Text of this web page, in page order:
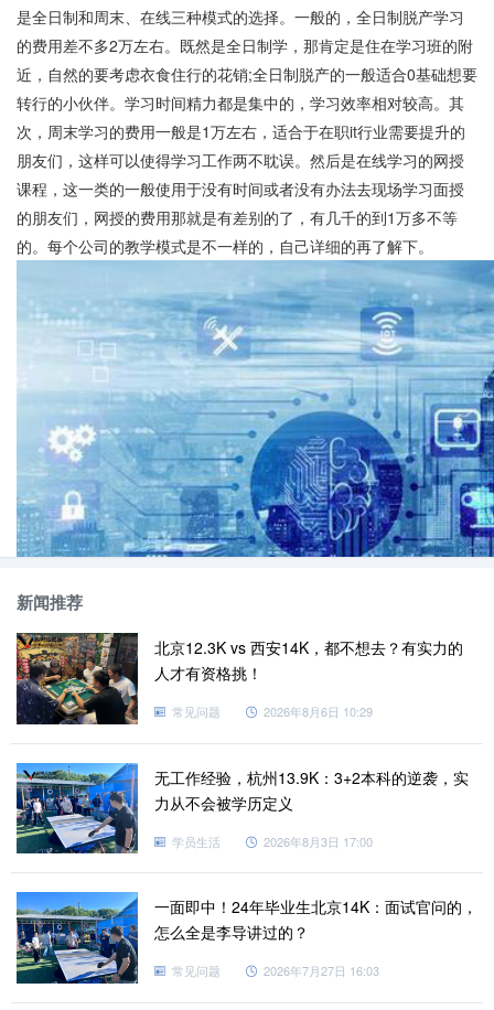
是全日制和周末、在线三种模式的选择。一般的，全日制脱产学习
的费用差不多2万左右。既然是全日制学，那肯定是住在学习班的附
近，自然的要考虑衣食住行的花销;全日制脱产的一般适合0基础想要
转行的小伙伴。学习时间精力都是集中的，学习效率相对较高。其
次，周末学习的费用一般是1万左右，适合于在职it行业需要提升的
朋友们，这样可以使得学习工作两不耽误。然后是在线学习的网授
课程，这一类的一般使用于没有时间或者没有办法去现场学习面授
的朋友们，网授的费用那就是有差别的了，有几千的到1万多不等
的。每个公司的教学模式是不一样的，自己详细的再了解下。
不是说便宜的就好，也不是说贵的就好，凡事没有那么绝对，
都是相对而言的。只有适合自己发展的学习路径才是合适的道路。
Python学习应该怎么学？学习内容那么多，多久才能学完啊？学的
时间长了会不会感觉到很烦躁？这些问题在学习过程中都是要想到
的。可以把自己的学习内容细化，量化到每天学多少学多久，什么
时候学到第几阶段，什么时候能学习完毕。然后按照计划来学习，
才能让自己更清楚自己的学习进度。
Python的编程亮点是很多的，现在已然是很多开发人士必备的
开发技能了。想要专业、系统的学习python技术的话，那还是需要
多考察多做了解的。老男孩教育
专注 Linux云计算运维工程师、
Python全栈+人工智能、Python自动化运维开发、网络安全、数据分
新闻推荐
北京12.3K vs 西安14K，都不想去？有实力的
人才有资格挑！
常见问题 2026年8月6日 10:29
无工作经验，杭州13.9K：3+2本科的逆袭，实
力从不会被学历定义
学员生活 2026年8月3日 17:00
一面即中！24年毕业生北京14K：面试官问的，
怎么全是李导讲过的？
常见问题 2026年7月27日 16:03